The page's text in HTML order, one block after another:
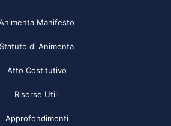
Manifesto
Statuto di Animenta
Atto Costitutivo
Risorse Utili
Approfondimenti